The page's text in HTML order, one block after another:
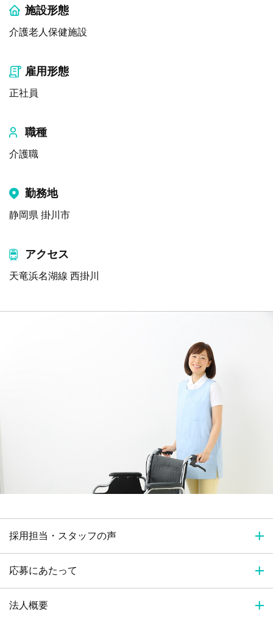
施設形態
介護老人保健施設
雇用形態
正社員
職種
介護職
勤務地
静岡県 掛川市
アクセス
天竜浜名湖線 西掛川
採用担当・スタッフの声
応募にあたって
法人概要